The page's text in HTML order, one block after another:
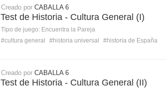
Creado por CABALLA 6
Test de Historia - Cultura General (I)
Tipo de juego: Encuentra la Pareja
#cultura general
#historia universal #historia de España
Creado por CABALLA 6
Test de Historia - Cultura General (II)